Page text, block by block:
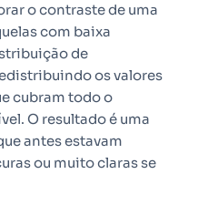
o contraste de uma
com baixa
de
os valores
cubram todo o
O resultado é uma
antes estavam
ou muito claras se